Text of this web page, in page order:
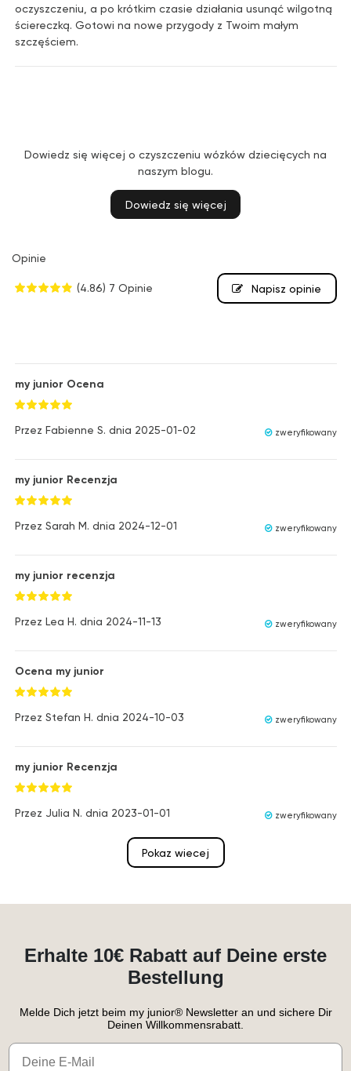
oczyszczeniu, a po krótkim czasie działania usunąć wilgotną
ściereczką. Gotowi na nowe przygody z Twoim małym
szczęściem.
Dowiedz się więcej o czyszczeniu wózków dziecięcych na
naszym blogu.
Dowiedz się więcej
Opinie
(4.86) 7 Opinie Napisz opinie
my junior Ocena
Przez Fabienne S. dnia 2025-01-02 zweryfikowany
my junior Recenzja
Przez Sarah M. dnia 2024-12-01 zweryfikowany
my junior recenzja
Przez Lea H. dnia 2024-11-13 zweryfikowany
Ocena my junior
Przez Stefan H. dnia 2024-10-03 zweryfikowany
my junior Recenzja
Przez Julia N. dnia 2023-01-01 zweryfikowany
Pokaz wiecej
Erhalte 10€ Rabatt auf Deine erste
Bestellung
Melde Dich jetzt beim my junior® Newsletter an und sichere Dir
Deinen Willkommensrabatt.
Email